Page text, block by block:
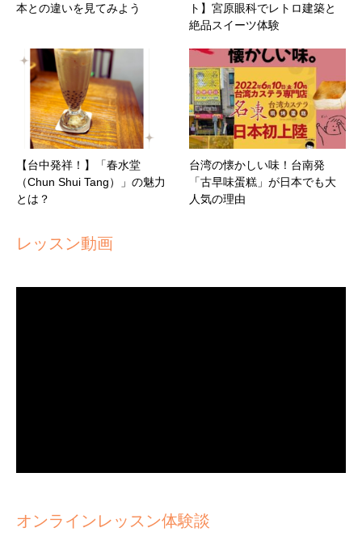
本との違いを見てみよう
ト】宮原眼科でレトロ建築と
絶品スイーツ体験
【台中発祥！】「春水堂
（Chun Shui Tang）」の魅力
とは？
台湾の懐かしい味！台南発
「古早味蛋糕」が日本でも大
人気の理由
レッスン動画
オンラインレッスン体験談